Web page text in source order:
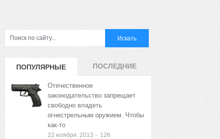
ПОПУЛЯРНЫЕ
ЗАПИСИ
ПОСЛЕДНИЕ
Отечественное
законодательство запрещает
свободно владеть
огнестрельным оружием. Чтобы
как-то
22 ноября, 2013 - 126